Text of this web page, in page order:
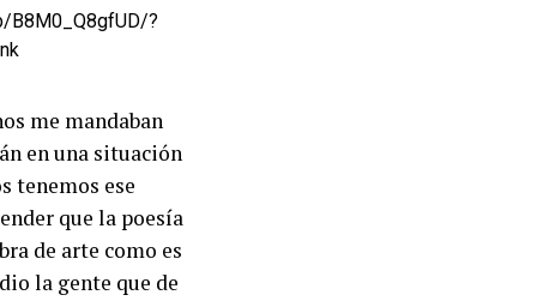
B8M0_Q8gfUD/?
me mandaban
en una situación
tenemos ese
que la poesía
de arte como es
la gente que de